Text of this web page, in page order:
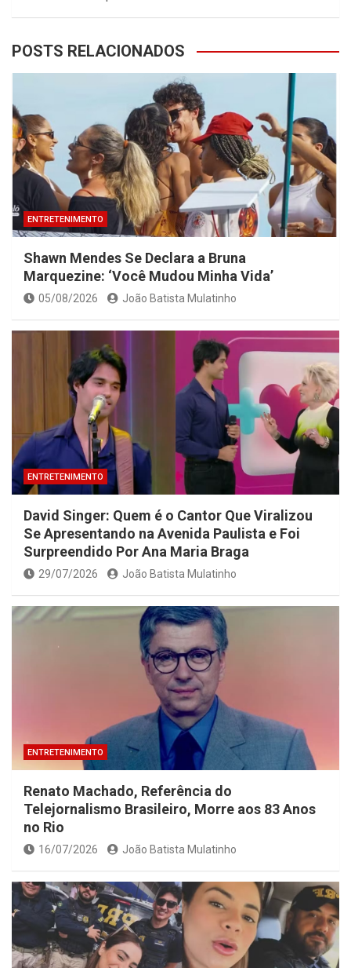
POSTS RELACIONADOS
ENTRETENIMENTO
Shawn Mendes Se Declara a Bruna
Marquezine: ‘Você Mudou Minha Vida’
05/08/2026 João Batista Mulatinho
ENTRETENIMENTO
David Singer: Quem é o Cantor Que Viralizou
Se Apresentando na Avenida Paulista e Foi
Surpreendido Por Ana Maria Braga
29/07/2026 João Batista Mulatinho
ENTRETENIMENTO
Renato Machado, Referência do
Telejornalismo Brasileiro, Morre aos 83 Anos
no Rio
16/07/2026 João Batista Mulatinho